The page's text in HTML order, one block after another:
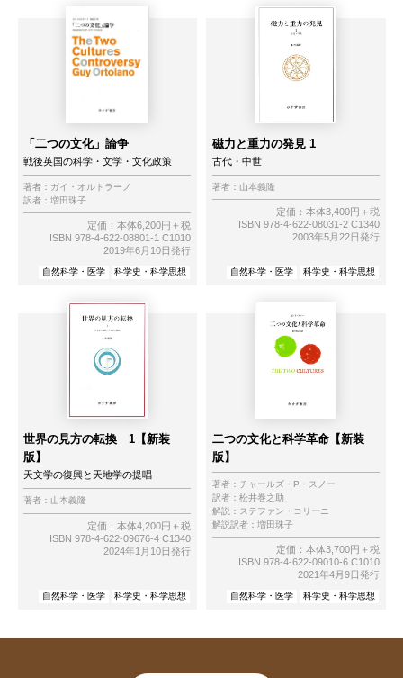
「二つの文化」論争
戦後英国の科学・文学・文化政策
著者： ガイ・オルトラーノ
訳者： 増田珠子
定価：本体6,200円＋税
ISBN 978-4-622-08801-1 C1010
2019年6月10日発行
自然科学・医学 科学史・科学思想
磁力と重力の発見 1
古代・中世
著者： 山本義隆
定価：本体3,400円＋税
ISBN 978-4-622-08031-2 C1340
2003年5月22日発行
自然科学・医学 科学史・科学思想
世界の見方の転換 1【新装
版】
天文学の復興と天地学の提唱
著者： 山本義隆
定価：本体4,200円＋税
ISBN 978-4-622-09676-4 C1340
2024年1月10日発行
自然科学・医学 科学史・科学思想
二つの文化と科学革命【新装
版】
著者： チャールズ・P・スノー
訳者： 松井巻之助
解説： ステファン・コリーニ
解説訳者： 増田珠子
定価：本体3,700円＋税
ISBN 978-4-622-09010-6 C1010
2021年4月9日発行
自然科学・医学 科学史・科学思想